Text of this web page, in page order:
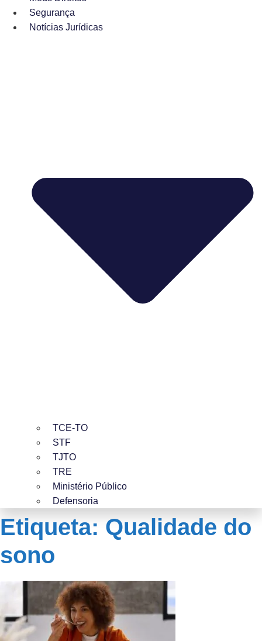
Segurança
Notícias Jurídicas
TCE-TO
STF
TJTO
TRE
Ministério Público
Defensoria
Etiqueta: Qualidade do
sono